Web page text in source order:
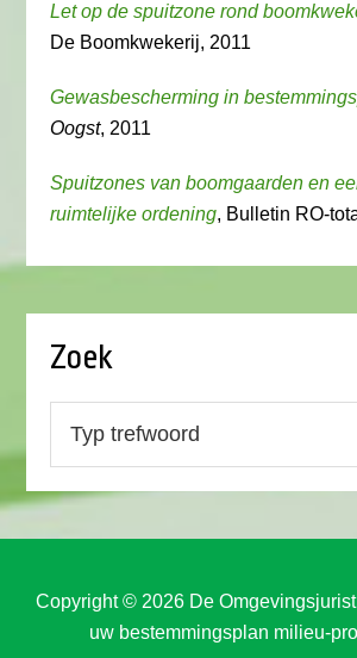
Let op de spuitzone rond
De Boomkwekerij, 2011
Gewasbescherming in
Oogst, 2011
Spuitzones van boomgaarden en
ruimtelijke ordening, Bulletin RO-
Zoek
Copyright © 2026 De
uw bestemmingsplan milieu-